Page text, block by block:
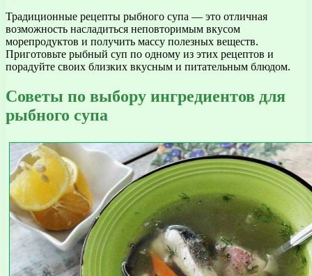
Традиционные рецепты рыбного супа — это отличная
возможность насладиться неповторимым вкусом
морепродуктов и получить массу полезных веществ.
Приготовьте рыбный суп по одному из этих рецептов и
порадуйте своих близких вкусным и питательным блюдом.
Советы по выбору ингредиентов для
рыбного супа